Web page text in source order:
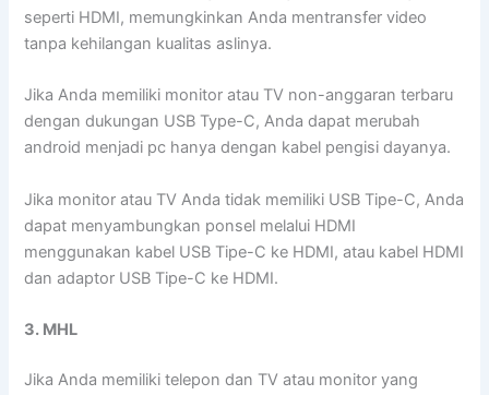
seperti HDMI, memungkinkan Anda mentransfer video
tanpa kehilangan kualitas aslinya.
Jika Anda memiliki monitor atau TV non-anggaran terbaru
dengan dukungan USB Type-C, Anda dapat merubah
android menjadi pc hanya dengan kabel pengisi dayanya.
Jika monitor atau TV Anda tidak memiliki USB Tipe-C, Anda
dapat menyambungkan ponsel melalui HDMI
menggunakan kabel USB Tipe-C ke HDMI, atau kabel HDMI
dan adaptor USB Tipe-C ke HDMI.
3. MHL
Jika Anda memiliki telepon dan TV atau monitor yang